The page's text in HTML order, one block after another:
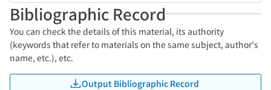
Bibliographic Record
You can check the details of this material, its authority
(keywords that refer to materials on the same subject, author's
name, etc.), etc.
Output Bibliographic Record